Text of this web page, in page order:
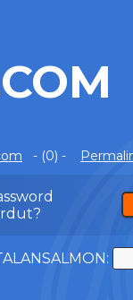
- (0) -